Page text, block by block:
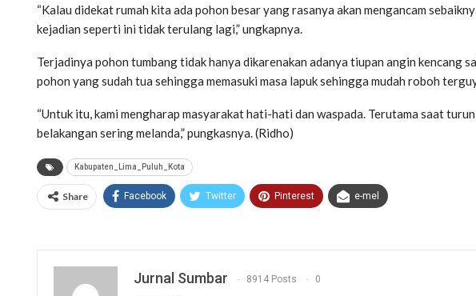
“Kalau didekat rumah kita ada pohon besar yang rasanya akan mengancam
kejadian seperti ini tidak terulang lagi,” ungkapnya.
Terjadinya pohon tumbang tidak hanya dikarenakan adanya tiupan angin kencang
pohon yang sudah tua sehingga memasuki masa lapuk sehingga mudah roboh
“Untuk itu, kami mengharap masyarakat hati-hati dan waspada. Terutama saat
belakangan sering melanda,” pungkasnya. (Ridho)
Kabupaten_Lima_Puluh_Kota
Share Facebook Twitter Pinterest e-mel
Jurnal Sumbar 8914 Posts 0